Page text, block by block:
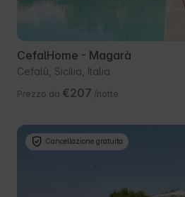
CefalHome - Magarà
Cefalù, Sicilia, Italia
Prezzo da €207 /notte
Cancellazione gratuita